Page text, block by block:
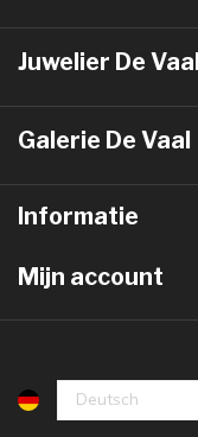
Juwelier De Vaal
Galerie De Vaal
Informatie
Mijn account